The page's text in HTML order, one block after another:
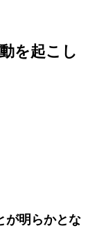
を起こし
明らかとな